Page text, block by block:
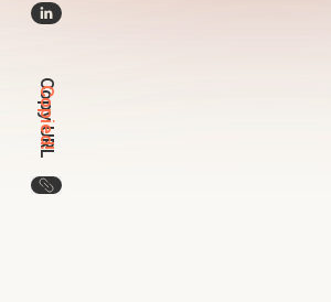
Copy URL
Copied!
この記事のURLをコピー